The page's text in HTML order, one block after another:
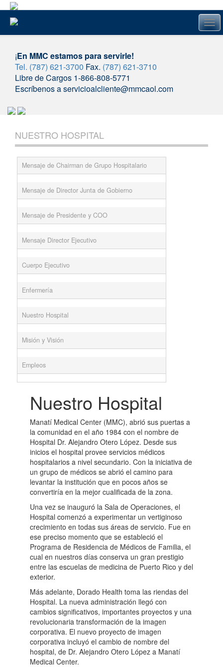
¡En MMC estamos para servirle!
Tel. (787) 621-3700 Fax. (787) 621-3710
Libre de Cargos 1-866-808-5771
Escríbenos a servicioalcliente@mmcaol.com
content
NUESTRO HOSPITAL
Mensaje de Chairman de Grupo Hospitalario
Mensaje de Director Junta de Gobierno
Mensaje de Presidente y COO
Mensaje Director Ejecutivo
Cuerpo Ejecutivo
Enfermería
Nuestro Hospital
Misión y Visión
Empleos
Nuestro Hospital
Manatí Medical Center (MMC), abrió sus puertas a
la comunidad en el año 1984 con el nombre de
Hospital Dr. Alejandro Otero López. Desde sus
inicios el hospital provee servicios médicos
hospitalarios a nivel secundario. Con la iniciativa de
un grupo de médicos se abrió el camino para
levantar la institución que en pocos años se
convertiría en la mejor cualificada de la zona.
Una vez se inauguró la Sala de Operaciones, el
Hospital comenzó a experimentar un vertiginoso
crecimiento en todas sus áreas de servicio. Fue en
ese preciso momento que se estableció el
Programa de Residencia de Médicos de Familia, el
cual en nuestros días conserva un gran prestigio
entre las escuelas de medicina de Puerto Rico y del
exterior.
Más adelante, Dorado Health toma las riendas del
Hospital. La nueva administración llegó con
cambios significativos, importantes proyectos y una
revolucionaria transformación de la imagen
corporativa. El nuevo proyecto de imagen
corporativa incluyó el cambio de nombre del
hospital, de Dr. Alejandro Otero López a Manatí
Medical Center.